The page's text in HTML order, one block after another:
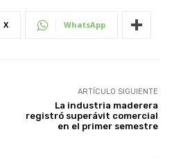
X WhatsApp
ARTÍCULO SIGUIENTE
La industria maderera
registró superávit comercial
en el primer semestre